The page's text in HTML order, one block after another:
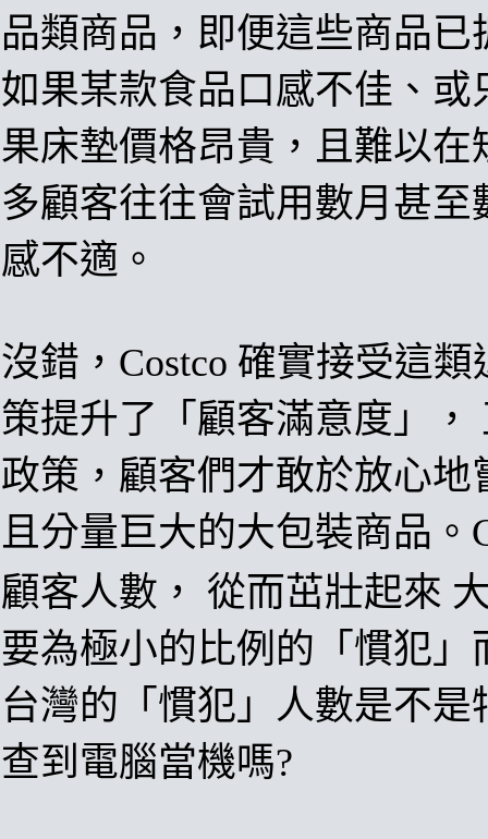
品類商品，即便這些商品已
如果某款食品口感不佳、
果床墊價格昂貴，且難以
多顧客往往會試用數月甚
感不適。
沒錯，Costco 確實接受這
策提升了「顧客滿意度」，
政策，顧客們才敢於放心
且分量巨大的大包裝商品。
顧客人數 ， 從而茁壯起來
要為極小的比例 的「慣犯」
台灣的 「慣犯」人數是不
查到電腦當機嗎?